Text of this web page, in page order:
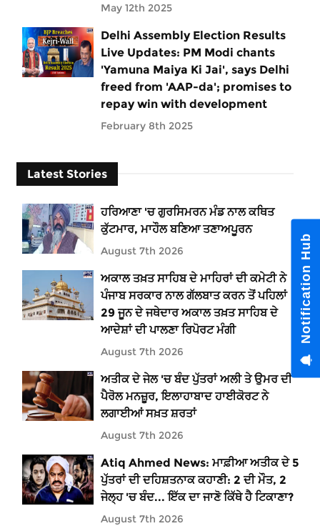
May 12th 2025
Delhi Assembly Election Results
Live Updates: PM Modi chants
'Yamuna Maiya Ki Jai', says Delhi
freed from 'AAP-da'; promises to
repay win with development
February 8th 2025
Latest Stories
ਹਰਿਆਣਾ 'ਚ ਗੁਰਸਿਮਰਨ ਮੰਡ ਨਾਲ ਕਥਿਤ
ਕੁੱਟਮਾਰ, ਮਾਹੌਲ ਬਣਿਆ ਤਣਾਅਪੂਰਨ
August 7th 2026
ਅਕਾਲ ਤਖ਼ਤ ਸਾਹਿਬ ਦੇ ਮਾਹਿਰਾਂ ਦੀ ਕਮੇਟੀ ਨੇ
ਪੰਜਾਬ ਸਰਕਾਰ ਨਾਲ ਗੱਲਬਾਤ ਕਰਨ ਤੋਂ ਪਹਿਲਾਂ
29 ਜੂਨ ਦੇ ਜਥੇਦਾਰ ਅਕਾਲ ਤਖ਼ਤ ਸਾਹਿਬ ਦੇ
ਆਦੇਸ਼ਾਂ ਦੀ ਪਾਲਣਾ ਰਿਪੋਰਟ ਮੰਗੀ
August 7th 2026
ਅਤੀਕ ਦੇ ਜੇਲ 'ਚ ਬੰਦ ਪੁੱਤਰਾਂ ਅਲੀ ਤੇ ਉਮਰ ਦੀ
ਪੈਰੋਲ ਮਨਜ਼ੂਰ, ਇਲਾਹਾਬਾਦ ਹਾਈਕੋਰਟ ਨੇ
ਲਗਾਈਆਂ ਸਖ਼ਤ ਸ਼ਰਤਾਂ
August 7th 2026
Atiq Ahmed News: ਮਾਫ਼ੀਆ ਅਤੀਕ ਦੇ 5
ਪੁੱਤਰਾਂ ਦੀ ਦਹਿਸ਼ਤਨਾਕ ਕਹਾਣੀ: 2 ਦੀ ਮੌਤ, 2
ਜੇਲ੍ਹ 'ਚ ਬੰਦ... ਇੱਕ ਦਾ ਜਾਣੋ ਕਿੱਥੇ ਹੈ ਟਿਕਾਣਾ?
August 7th 2026
Notification Hub